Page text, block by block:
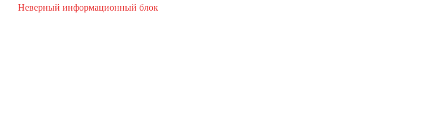
Неверный информационный блок